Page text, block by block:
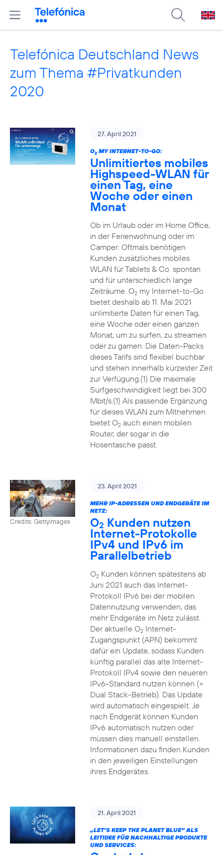
Telefónica Deutschland News
zum Thema #Privatkunden
2020
27. April 2021
O2MY INTERNET-TO-GO:
Unlimitiertes mobiles
Highspeed-WLAN für
einen Tag, eine
Woche oder einen
Monat
Ob im Urlaub oder im Home Office,
in der Ferienwohnung oder im
Camper: Oftmals benötigen
Kunden zusätzliches mobiles
WLAN für Tablets & Co. spontan
und für unterschiedlich lange
Zeiträume. O2my Internet-to-Go
bietet deshalb ab 11. Mai 2021
unlimitierte Daten für einen Tag,
eine Woche oder einen ganzen
Monat, um zu surfen, zu streamen
oder zu gamen. Die Daten-Packs
dieses Tarifs sind flexibel buchbar
und stehen innerhalb kürzester Zeit
zur Verfügung.(1) Die maximale
Surfgeschwindigkeit liegt bei 300
Mbit/s.(1) Als passende Ergänzung
für dieses WLAN zum Mitnehmen
bietet O2auch einen mobilen
Router, der sogar in die
Hosentasche passt.
Credits: Gettyimages
23. April 2021
MEHR IP-ADRESSEN UND ENDGERÄTE IM
NETZ:
O2 Kunden nutzen
Internet-Protokolle
IPv4 und IPv6 im
Parallelbetrieb
O2Kunden können spätestens ab
Juni 2021 auch das Internet-
Protokoll IPv6 bei der mobilen
Datennutzung verwenden, das
mehr Endgeräte im Netz zulässt.
Der aktuelle O2Internet-
Zugangspunkt (APN) bekommt
dafür ein Update, sodass Kunden
künftig parallel das alte Internet-
Protokoll IPv4 sowie den neueren
IPv6-Standard nutzen können (=
Dual Stack-Betrieb). Das Update
wird automatisch eingespielt. Je
nach Endgerät können Kunden
IPv6 automatisch nutzen oder
müssen dies manuell einstellen.
Informationen dazu finden Kunden
in den jeweiligen Einstellungen
ihres Endgerätes.
21. April 2021
„LET’S KEEP THE PLANET BLUE“ ALS
LEITIDEE FÜR NACHHALTIGE PRODUKTE
UND SERVICES: